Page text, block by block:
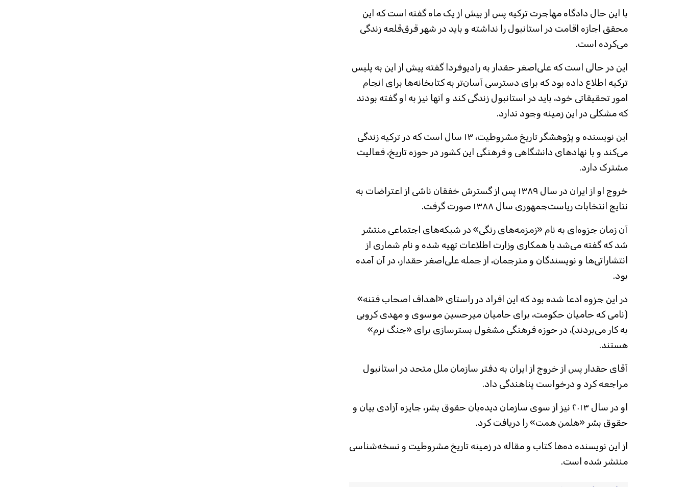
با این حال دادگاه مهاجرت ترکیه پس از بیش از یک ماه گفته است که این
محقق اجازه اقامت در استانبول را نداشته و باید در شهر قرق‌قلعه زندگی
می‌کرده است.
این در حالی است که علی‌اصغر حقدار به رادیوفردا گفته پیش از این به پلیس
ترکیه اطلاع داده بود که برای دسترسی آسان‌تر به کتابخانه‌ها برای انجام
امور تحقیقاتی خود، باید در استانبول زندگی کند و آنها نیز به او گفته بودند
که مشکلی در این زمینه وجود ندارد.
این نویسنده و پژوهشگر تاریخ مشروطیت، ۱۳ سال است که در ترکیه زندگی
می‌کند و با نهادهای دانشگاهی و فرهنگی این کشور در حوزه تاریخ، فعالیت
مشترک دارد.
خروج او از ایران در سال ۱۳۸۹ پس از گسترش خفقان ناشی از اعتراضات به
نتایج انتخابات ریاست‌جمهوری سال ۱۳۸۸ صورت گرفت.
آن زمان جزوه‌ای به نام «زمزمه‌های رنگی» در شبکه‌های اجتماعی منتشر
شد که گفته می‌شد با همکاری وزارت اطلاعات تهیه شده و نام شماری از
انتشاراتی‌ها و نویسندگان و مترجمان، از جمله علی‌اصغر حقدار، در آن آمده
بود.
در این جزوه ادعا شده بود که این افراد در راستای «اهداف اصحاب فتنه»
(نامی که حامیان حکومت، برای حامیان میرحسین موسوی و مهدی کروبی
به کار می‌بردند)، در حوزه فرهنگی مشغول بسترسازی برای «جنگ نرم»
هستند.
آقای حقدار پس از خروج از ایران به دفتر سازمان ملل متحد در استانبول
مراجعه کرد و درخواست پناهندگی داد.
او در سال ۲۰۱۳ نیز از سوی سازمان دیده‌بان حقوق بشر، جایزه آزادی بیان و
حقوق بشر «هلمن همت» را دریافت کرد.
از این نویسنده ده‌ها کتاب و مقاله در زمینه تاریخ مشروطیت و نسخه‌شناسی
منتشر شده است.